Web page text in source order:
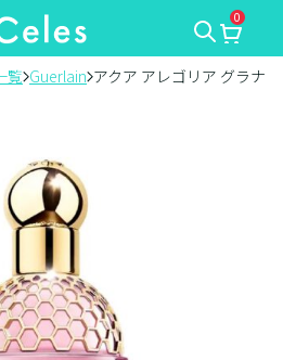
0
覧 Guerlain アクア アレゴリア グラナ